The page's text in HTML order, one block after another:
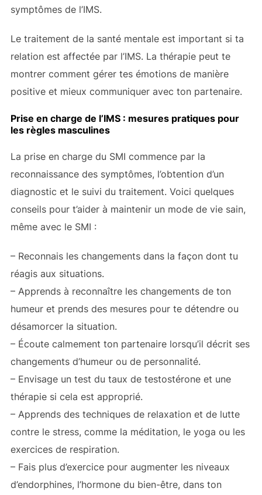
symptômes de l’IMS.
Le traitement de la santé mentale est important si ta
relation est affectée par l’IMS. La thérapie peut te
montrer comment gérer tes émotions de manière
positive et mieux communiquer avec ton partenaire.
Prise en charge de l’IMS : mesures pratiques pour
les règles masculines
La prise en charge du SMI commence par la
reconnaissance des symptômes, l’obtention d’un
diagnostic et le suivi du traitement. Voici quelques
conseils pour t’aider à maintenir un mode de vie sain,
même avec le SMI :
– Reconnais les changements dans la façon dont tu
réagis aux situations.
– Apprends à reconnaître les changements de ton
humeur et prends des mesures pour te détendre ou
désamorcer la situation.
– Écoute calmement ton partenaire lorsqu’il décrit ses
changements d’humeur ou de personnalité.
– Envisage un test du taux de testostérone et une
thérapie si cela est approprié.
– Apprends des techniques de relaxation et de lutte
contre le stress, comme la méditation, le yoga ou les
exercices de respiration.
– Fais plus d’exercice pour augmenter les niveaux
d’endorphines, l’hormone du bien-être, dans ton